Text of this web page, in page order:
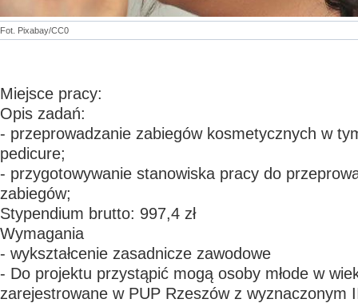
Fot. Pixabay/CC0
Miejsce pracy:
Opis zadań:
- przeprowadzanie zabiegów kosmetycznych w
pedicure;
- przygotowywanie stanowiska pracy do
zabiegów;
Stypendium brutto: 997,4 zł
Wymagania
- wykształcenie zasadnicze zawodowe
- Do projektu przystąpić mogą osoby młode w
zarejestrowane w PUP Rzeszów z wyznaczonym